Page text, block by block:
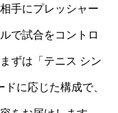
手にプレッシャー
で試合をコントロ
ずは「テニス シン
に応じた構成で、